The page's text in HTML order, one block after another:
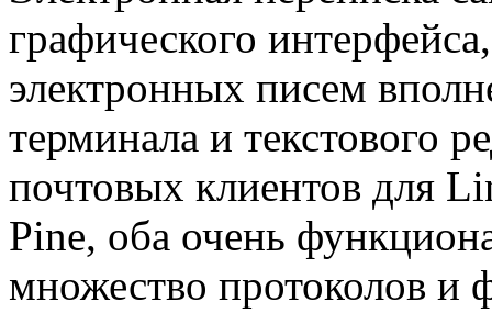
графического
электронных писем
терминала и текстового
почтовых клиентов для
Pine, оба очень
множество протоколов и